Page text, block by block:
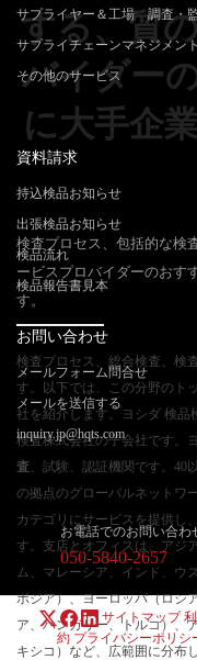
する、質
バイダー
に大手企
検査プロセス、包括的な検
ービスプロバイダーのおす
す。
検査プロセス、総合検査、検
す。以下では、この分野のト
社を紹介します。ヨシダ 検品
検査株式会社の子会社です。
査 、試験、認証機関です。
の拠点のグローバルネットワ
カテゴリにサービスを提供し
す。支店とオフィスは、アジ
ム、マレーシア、インド、ウ
ボジア）、ヨーロッパ（ロシ
ア、ハンガリー、トルコ）、
キシコ）など、広範囲に分布
サプライヤー＆工場 調査・
サプライチェーンマネジメント
その他のサービス
資料請求
持込検品お知らせ
出張検品お知らせ
検品流れ
検品報告書見本
お問い合わせ
メールフォーム問合せ
メールを送信する
inquiry.jp@hqts.com
お電話でのお問い合わ
050-5840-2657
サイトマップ
約 プライバシーポリシ